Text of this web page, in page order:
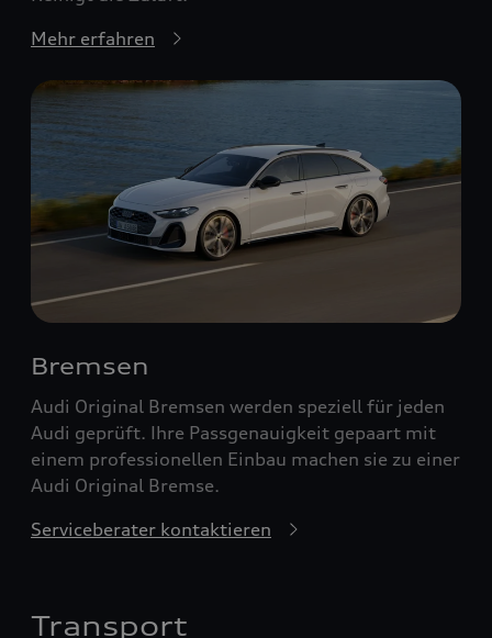
Mehr erfahren
Bremsen
Audi Original Bremsen werden speziell für jeden
Audi geprüft. Ihre Passgenauigkeit gepaart mit
einem professionellen Einbau machen sie zu einer
Audi Original Bremse.
Serviceberater kontaktieren
Transport